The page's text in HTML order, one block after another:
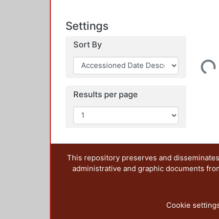
Settings
Sort By
Results per page
Loading...
This repository preserves and
administrative and graphic documents
Cookie